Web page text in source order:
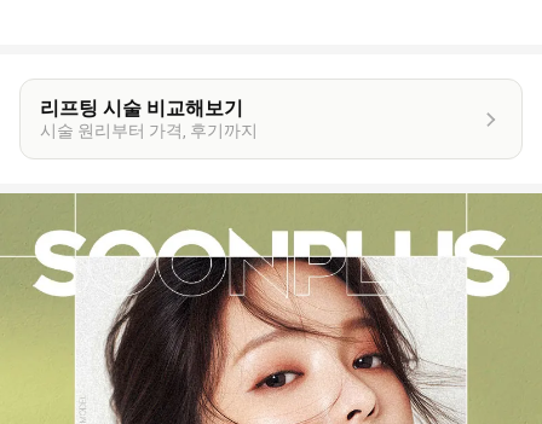
리프팅 시술 비교해보기
시술 원리부터 가격, 후기까지
벤
트